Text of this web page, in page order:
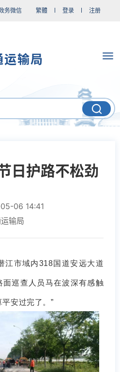
务微信 繁體 登录 注册
运输局
日护路不松劲
06 14:41
输局
市域内318国道安远大道
面巡查人员马在波深有感触
安过完了。”